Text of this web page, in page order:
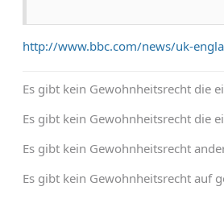
http://www.bbc.com/news/uk-
Es gibt kein Gewohnheitsrecht die
Es gibt kein Gewohnheitsrecht die
Es gibt kein Gewohnheitsrecht
Es gibt kein Gewohnheitsrecht auf